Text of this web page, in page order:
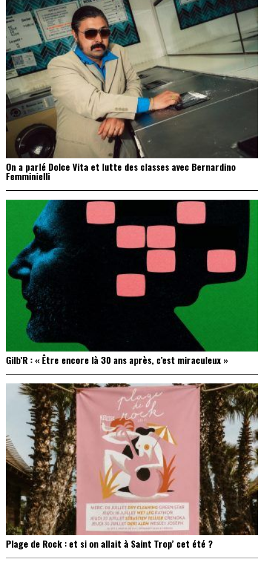
On a parlé Dolce Vita et lutte des classes avec Bernardino
Femminielli
Gilb’R : « Être encore là 30 ans après, c’est miraculeux »
Plage de Rock : et si on allait à Saint Trop’ cet été ?